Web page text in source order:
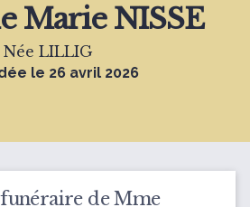
Marie NISSE
Née LILLIG
le 26 avril 2026
de Mme